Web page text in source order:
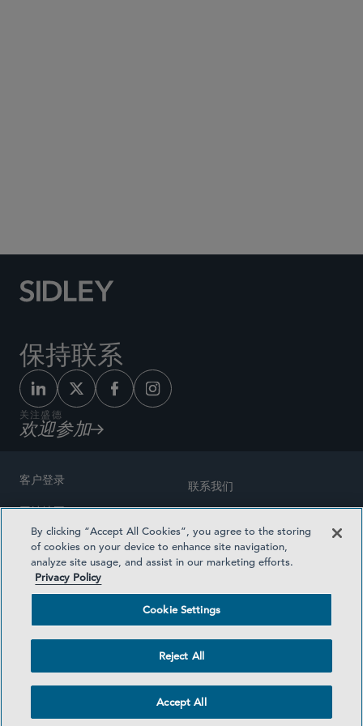
保持联系
关注盛德
欢迎参加
客户登录
网站地图
律师广告
隐私政策
社交媒体目录
联系我们
医疗计划透明度
Cookie Settings
©2026 SIDLEY AUSTIN LLP
By clicking “Accept All Cookies”, you agree to the storing
of cookies on your device to enhance site navigation,
analyze site usage, and assist in our marketing efforts.
Privacy Policy
Cookie Settings
Reject All
Accept All